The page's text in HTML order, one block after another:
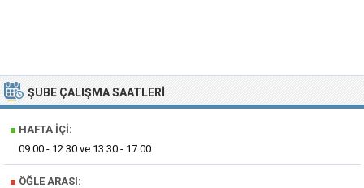
ŞUBE ÇALIŞMA SAATLERI
■ HAFTA İÇI:
09:00 - 12:30 ve 13:30 - 17:00
■ ÖĞLE ARASI: